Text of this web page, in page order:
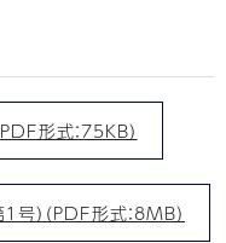
形式：75KB）
号）（PDF形式：8MB）